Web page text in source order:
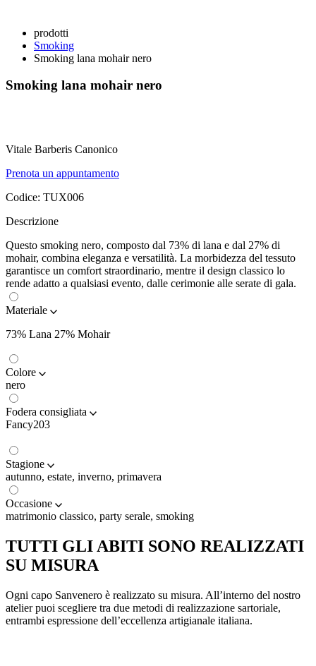
prodotti
Smoking
Smoking lana mohair nero
Smoking lana mohair nero
Vitale Barberis Canonico
Prenota un appuntamento
Codice: TUX006
Descrizione
Questo smoking nero, composto dal 73% di lana e dal 27% di
mohair, combina eleganza e versatilità. La morbidezza del tessuto
garantisce un comfort straordinario, mentre il design classico lo
rende adatto a qualsiasi evento, dalle cerimonie alle serate di gala.
Materiale
73% Lana 27% Mohair
Colore
nero
Fodera consigliata
Fancy203
Stagione
autunno, estate, inverno, primavera
Occasione
matrimonio classico, party serale, smoking
TUTTI GLI ABITI SONO REALIZZATI
SU MISURA
Ogni capo Sanvenero è realizzato su misura. All’interno del nostro
atelier puoi scegliere tra due metodi di realizzazione sartoriale,
entrambi espressione dell’eccellenza artigianale italiana.